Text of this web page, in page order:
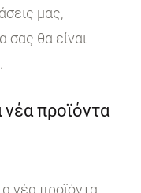
μας,
σας θα είναι
νέα προϊόντα
νέα προϊόντα